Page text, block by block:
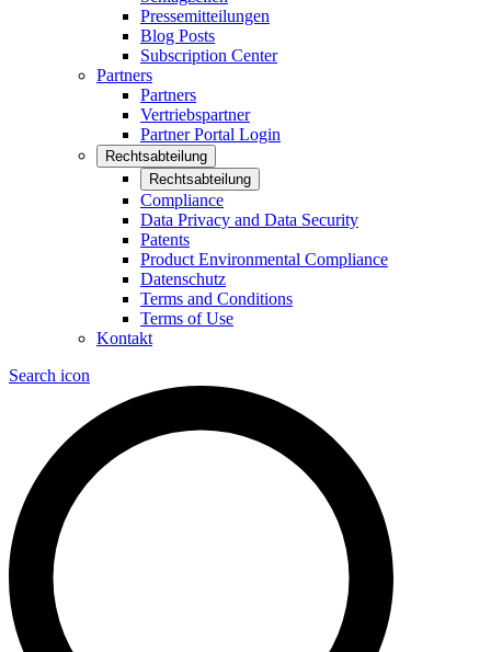
Pressemitteilungen
Blog Posts
Subscription Center
Partners
Partners
Vertriebspartner
Partner Portal Login
Rechtsabteilung
Rechtsabteilung
Compliance
Data Privacy and Data Security
Patents
Product Environmental Compliance
Datenschutz
Terms and Conditions
Terms of Use
Kontakt
Search icon